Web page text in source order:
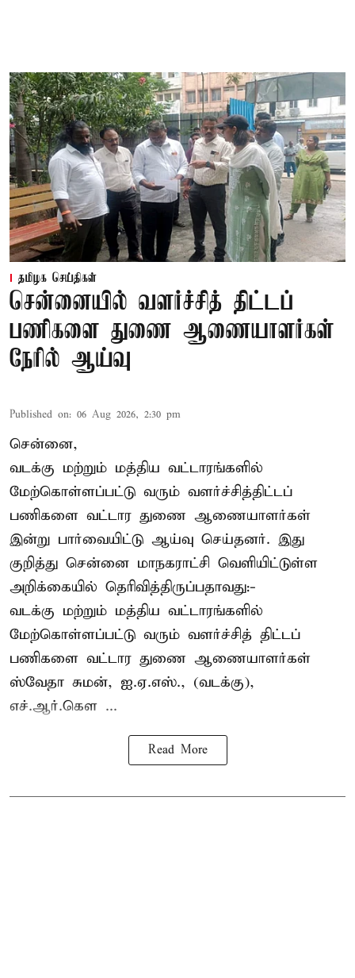
தமிழக செய்திகள்
சென்னையில் வளர்ச்சித் திட்டப்
பணிகளை துணை ஆணையாளர்கள்
நேரில் ஆய்வு
Published on: 06 Aug 2026, 2:30 pm
சென்னை,
வடக்கு மற்றும் மத்திய வட்டாரங்களில்
மேற்கொள்ளப்பட்டு வரும் வளர்ச்சித்திட்டப்
பணிகளை வட்டார துணை ஆணையாளர்கள்
இன்று பார்வையிட்டு ஆய்வு செய்தனர். இது
குறித்து சென்னை மாநகராட்சி வெளியிட்டுள்ள
அறிக்கையில் தெரிவித்திருப்பதாவது:-
வடக்கு மற்றும் மத்திய வட்டாரங்களில்
மேற்கொள்ளப்பட்டு வரும் வளர்ச்சித் திட்டப்
பணிகளை வட்டார துணை ஆணையாளர்கள்
ஸ்வேதா சுமன், ஐ.ஏ.எஸ்., (வடக்கு),
எச்.ஆர்.கௌ ...
Read More